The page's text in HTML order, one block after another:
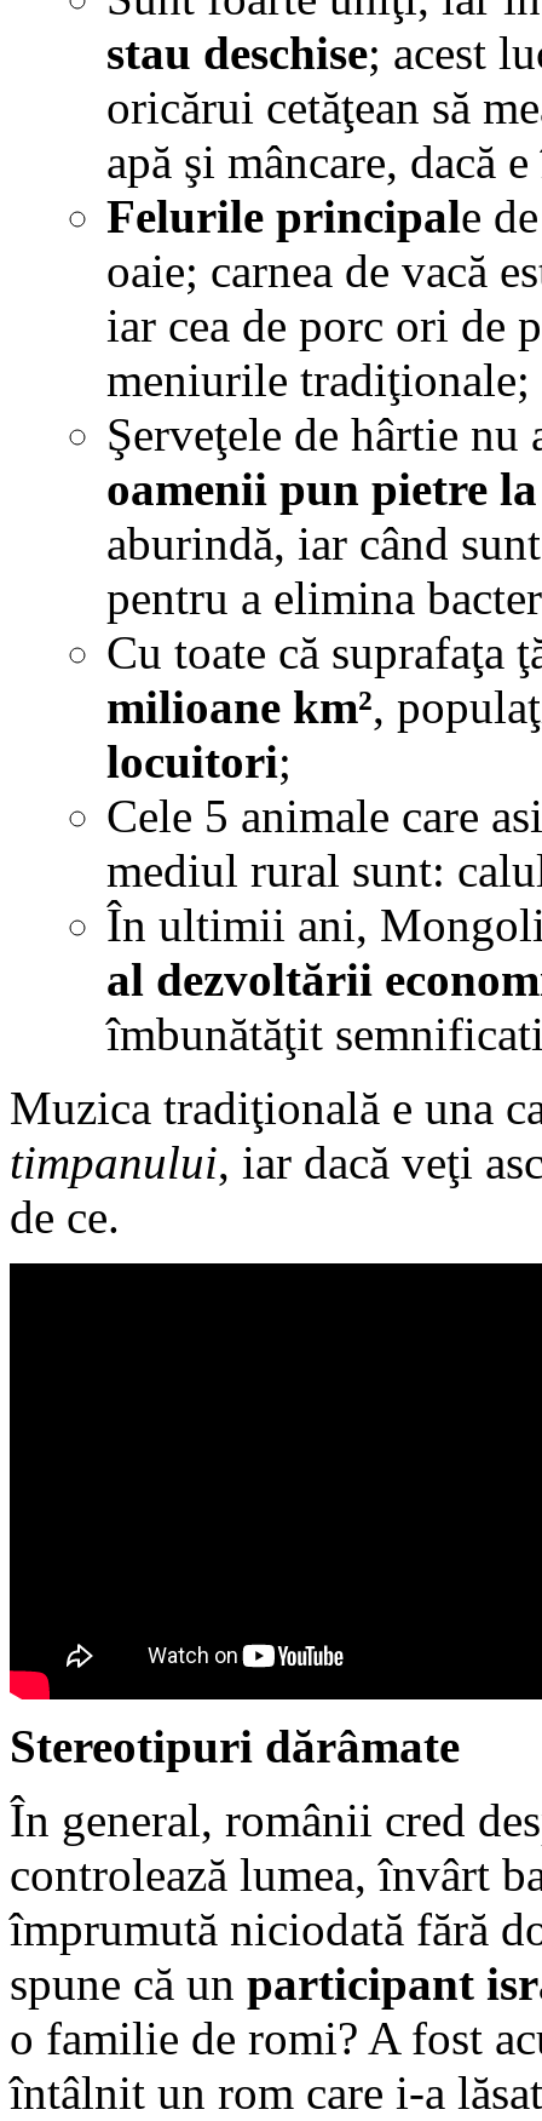
stau deschise; acest
oricărui cetăţean să
apă şi mâncare, dacă
Felurile principale
oaie; carnea de vacă
iar cea de porc ori de
meniurile tradiţionale;
Şerveţele de hârtie
oamenii pun pietre
aburindă, iar când
pentru a elimina
Cu toate că
milioane km²,
locuitori;
Cele 5 animale care
mediul rural sunt:
În ultimii ani,
al dezvoltării
îmbunătăţit
Muzica tradiţională e una
timpanului, iar dacă veţi
de ce.
Stereotipuri dărâmate
În general, românii cred
controlează lumea, învârt
împrumută niciodată fără
spune că un participant
o familie de romi? A fost
întâlnit un rom care i-a